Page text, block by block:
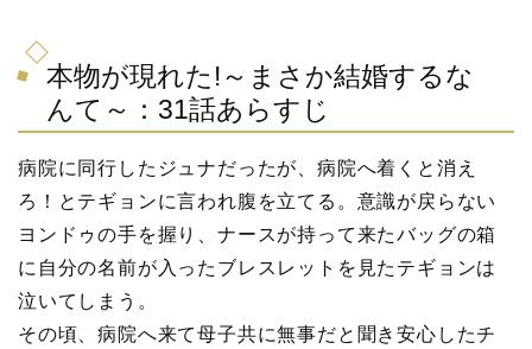
本物が現れた!～まさか結婚するな
んて～：31話あらすじ
病院に同行したジュナだったが、病院へ着くと消え
ろ！とテギョンに言われ腹を立てる。意識が戻らない
ヨンドゥの手を握り、ナースが持って来たバッグの箱
に自分の名前が入ったブレスレットを見たテギョンは
泣いてしまう。
その頃、病院へ来て母子共に無事だと聞き安心したチ